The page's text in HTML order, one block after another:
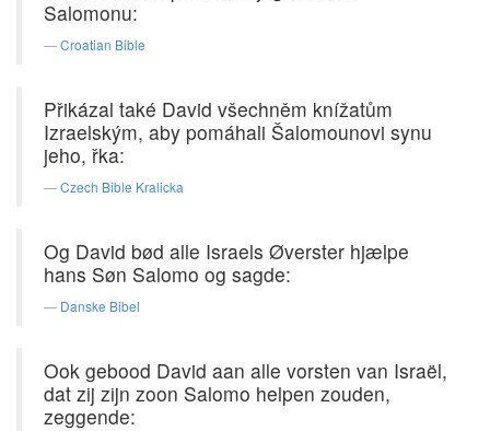
Salomonu:
Croatian Bible
Přikázal také David všechněm knížatům
Izraelským, aby pomáhali Šalomounovi synu
jeho, řka:
Czech Bible Kralicka
Og David bød alle Israels Øverster hjælpe
hans Søn Salomo og sagde:
Danske Bibel
Ook gebood David aan alle vorsten van Israël,
dat zij zijn zoon Salomo helpen zouden,
zeggende: